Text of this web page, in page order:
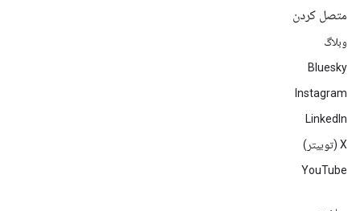
متصل کردن
وبلاگ
Bluesky
Instagram
LinkedIn
‫X (توییتر)
YouTube